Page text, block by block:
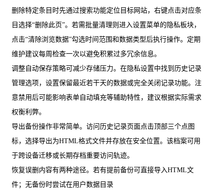
删除特定条目时先通过搜索功能定位目标网站，右键点击对应条
目选择“删除此页”。若需批量清理则进入设置菜单的隐私板块，
点击“清除浏览数据”勾选时间范围和数据类型后执行操作。定期
维护建议每周检查一次以避免积累过多冗余信息。
调整自动保存策略可减少存储压力。在隐私设置中找到历史记录
管理选项，设置保留最近若干天的数据或完全关闭记录功能。注
意禁用后可能影响表单自动填充等辅助特性，建议根据实际需求
权衡利弊。
导出备份操作非常简单。访问历史记录页面点击顶部三个点图
标，选择导出为HTML格式文件并存放在安全位置。该档案可用
于跨设备迁移或长期存档重要访问轨迹。
恢复误删内容有两种途径。若有提前备份可直接导入HTML文
件；无备份时尝试在用户数据目录